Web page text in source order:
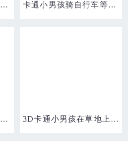
小男孩骑自行车的免抠元素 卡通小男孩骑自行车等绿灯免抠元素
卡通小男孩骑自行车与小动物素材 3D卡通小男孩在草地上骑自行车免抠元素